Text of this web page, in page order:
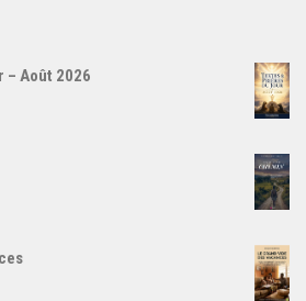
– Août 2026